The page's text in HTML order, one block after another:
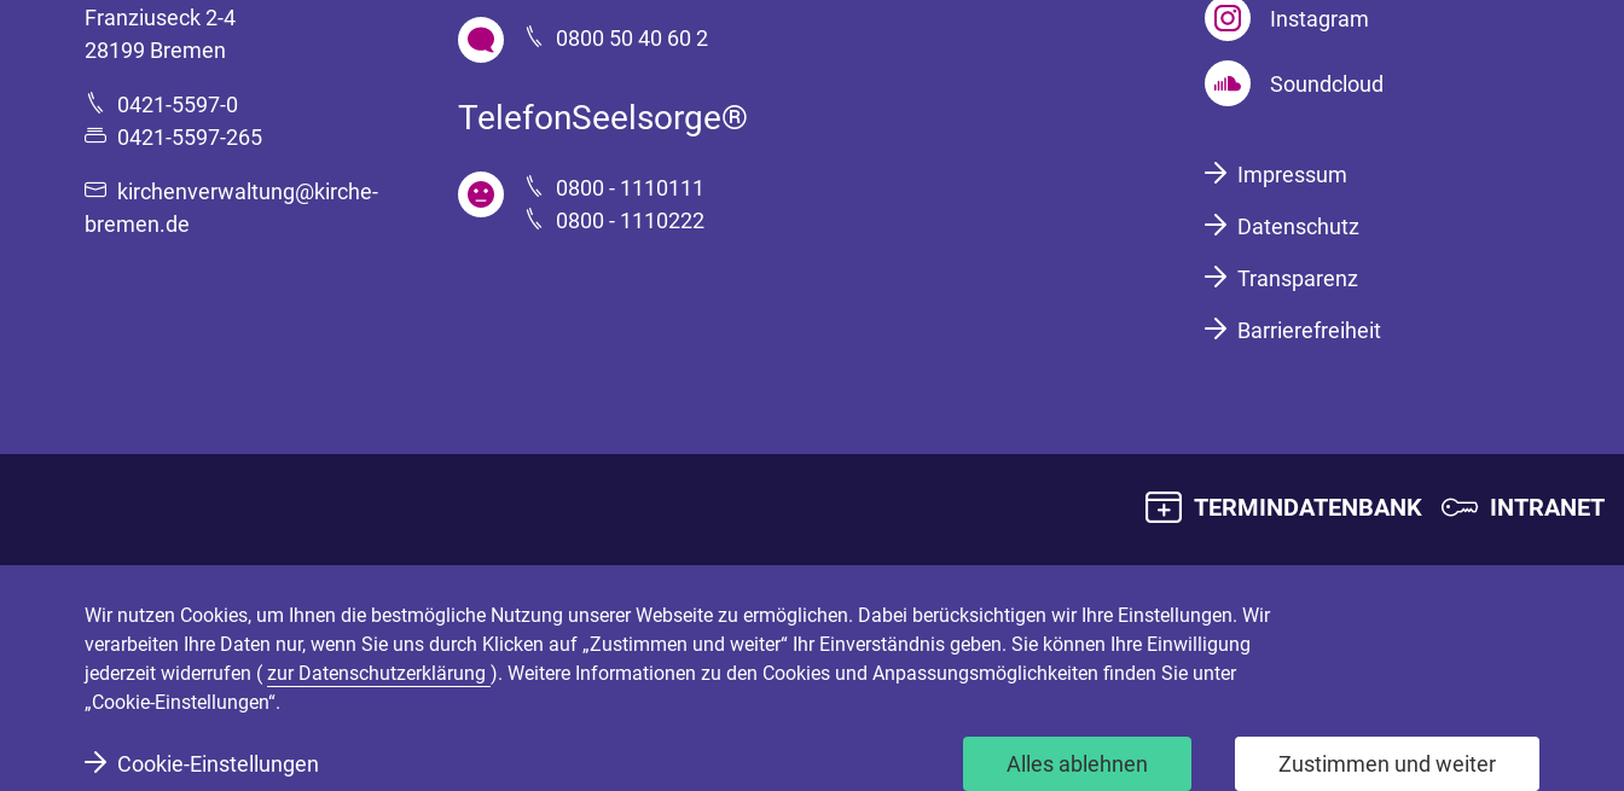
Franziuseck 2-4
28199 Bremen
0421-5597-0
0421-5597-265
kirchenverwaltung@kirche-
bremen.de
0800 50 40 60 2
TelefonSeelsorge®
0800 - 1110111
0800 - 1110222
Instagram
Soundcloud
Impressum
Datenschutz
Transparenz
Barrierefreiheit
TERMINDATENBANK INTRANET
Wir nutzen Cookies, um Ihnen die bestmögliche Nutzung unserer Webseite zu ermöglichen. Dabei berücksichtigen wir Ihre Einstellungen. Wir
verarbeiten Ihre Daten nur, wenn Sie uns durch Klicken auf „Zustimmen und weiter“ Ihr Einverständnis geben. Sie können Ihre Einwilligung
jederzeit widerrufen ( zur Datenschutzerklärung ). Weitere Informationen zu den Cookies und Anpassungsmöglichkeiten finden Sie unter
„Cookie-Einstellungen“.
Cookie-Einstellungen Alles ablehnen Zustimmen und weiter